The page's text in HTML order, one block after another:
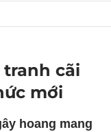
tranh cãi
mới
hoang mang